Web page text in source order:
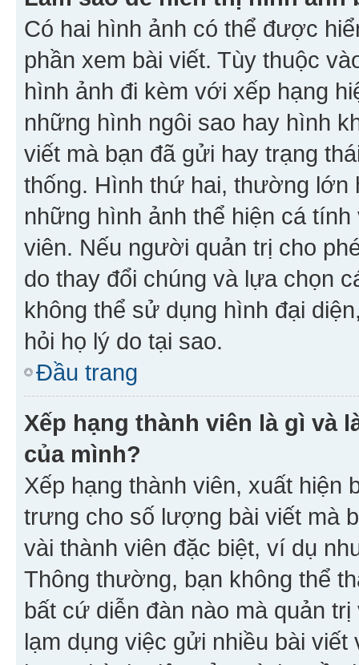
Có hai hình ảnh có thể được
phần xem bài viết. Tùy thuộc
hình ảnh đi kèm với xếp hạng
những hình ngôi sao hay hình
viết mà bạn đã gửi hay trạng
thống. Hình thứ hai, thường
những hình ảnh thể hiện cá
viên. Nếu người quản trị cho
do thay đổi chúng và lựa chọn
không thể sử dụng hình đại
hỏi họ lý do tại sao.
Đầu trang
Xếp hạng thành viên là gì và
của mình?
Xếp hạng thành viên, xuất
trưng cho số lượng bài viết mà
vài thành viên đặc biệt, ví dụ
Thông thường, bạn không thể
bất cứ diễn đàn nào mà quản
lạm dụng việc gửi nhiều bài